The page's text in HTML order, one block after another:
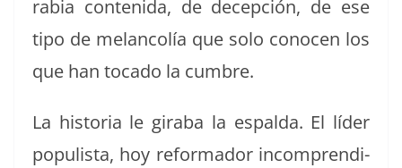
rabia con­teni­da, de decep­ción, de ese
tipo de melan­colía que solo cono­cen los
que han toca­do la cumbre.
La his­to­ria le gira­ba la espal­da. El líder
pop­ulista, hoy refor­mador incom­pren­di­